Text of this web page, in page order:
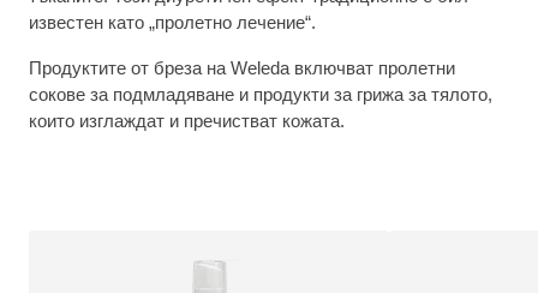
известен като „пролетно лечение“.
Продуктите от бреза на Weleda включват пролетни
сокове за подмладяване и продукти за грижа за тялото,
които изглаждат и пречистват кожата.